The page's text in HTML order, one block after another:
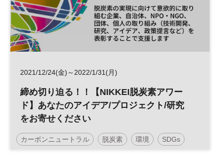
2021/12/24(金)～2022/1/31(月)
締め切り迫る！！【NIKKEI脱炭素アワー
ド】あなたのアイデア/プロジェクト/研究
をお寄せください
カーボンニュートラル 脱炭素 環境 SDGs